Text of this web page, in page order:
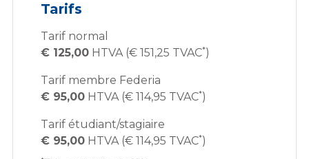
Tarifs
Tarif normal
€ 125,00 HTVA (€ 151,25 TVAC*)
Tarif membre Federia
€ 95,00 HTVA (€ 114,95 TVAC*)
Tarif étudiant/stagiaire
€ 95,00 HTVA (€ 114,95 TVAC*)